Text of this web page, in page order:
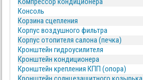
Консоль
Корзина сцепления
Корпус воздушного фильтра
Корпус отопителя салона (печка)
Кронштейн гидроусилителя
Кронштейн кондиционера
Кронштейн крепления КПП (опора)